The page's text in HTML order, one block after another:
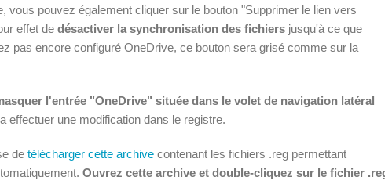
vous pouvez également cliquer sur le bouton "Supprimer le lien vers
effet de désactiver la synchronisation des fichiers jusqu'à ce que
pas encore configuré OneDrive, ce bouton sera grisé comme sur la
l'entrée "OneDrive" située dans le volet de navigation latéral
effectuer une modification dans le registre.
de télécharger cette archive contenant les fichiers .reg permettant
Ouvrez cette archive et double-cliquez sur le fichier